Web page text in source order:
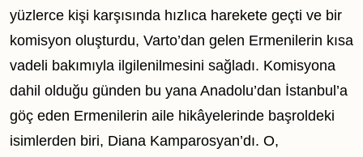
yüzlerce kişi karşısında hızlıca harekete geçti ve bir
komisyon oluşturdu, Varto’dan gelen Ermenilerin kısa
vadeli bakımıyla ilgilenilmesini sağladı. Komisyona
dahil olduğu günden bu yana Anadolu’dan İstanbul’a
göç eden Ermenilerin aile hikâyelerinde başroldeki
isimlerden biri, Diana Kamparosyan’dı. O,